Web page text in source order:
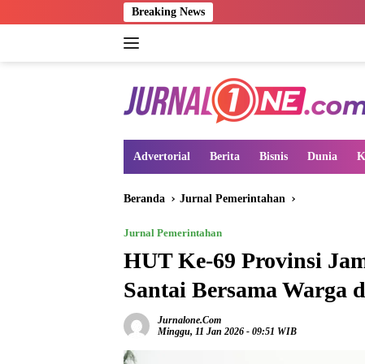
ke
Breaking News
Advertorial Berita Bisnis Dunia
Beranda Jurnal Pemerintahan
Jurnal Pemerintahan
HUT Ke-69 Provinsi
Santai Bersama Warga
Jurnalone.com
Minggu, 11 Jan 2026 - 09:51 WIB